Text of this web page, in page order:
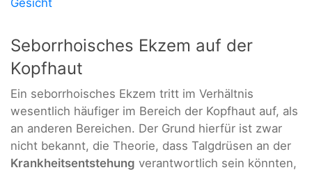
Seborrhoisches Ekzem auf der
Kopfhaut
Ein seborrhoisches Ekzem tritt im Verhältnis
wesentlich häufiger im Bereich der Kopfhaut auf, als
an anderen Bereichen. Der Grund hierfür ist zwar
nicht bekannt, die Theorie, dass Talgdrüsen an der
Krankheitsentstehung verantwortlich sein könnten,